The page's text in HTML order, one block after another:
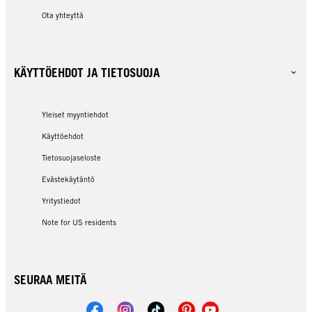
Ota yhteyttä
KÄYTTÖEHDOT JA TIETOSUOJA
Yleiset myyntiehdot
Käyttöehdot
Tietosuojaseloste
Evästekäytäntö
Yritystiedot
Note for US residents
SEURAA MEITÄ